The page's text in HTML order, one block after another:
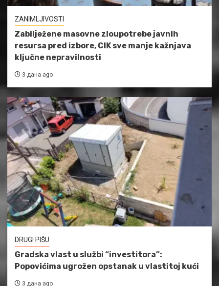
ZANIMLJIVOSTI
Zabilježene masovne zloupotrebe javnih
resursa pred izbore, CIK sve manje kažnjava
ključne nepravilnosti
3 дана ago
DRUGI PIŠU
Gradska vlast u službi “investitora”:
Popovićima ugrožen opstanak u vlastitoj kući
3 дана ago